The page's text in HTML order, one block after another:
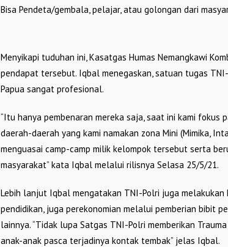
Bisa Pendeta/gembala, pelajar, atau golongan dari
Menyikapi tuduhan ini, Kasatgas Humas Nemangkawi
pendapat tersebut. Iqbal menegaskan, satuan tugas
Papua sangat profesional.
“Itu hanya pembenaran mereka saja, saat ini kami fokus
daerah-daerah yang kami namakan zona Mini (Mimika,
menguasai camp-camp milik kelompok tersebut serta
masyarakat” kata Iqbal melalui rilisnya Selasa 25/5/21.
Lebih lanjut Iqbal mengatakan TNI-Polri juga
pendidikan, juga perekonomian melalui pemberian bibit
lainnya. “Tidak lupa Satgas TNI-Polri memberikan
anak-anak pasca terjadinya kontak tembak” jelas Iqbal.